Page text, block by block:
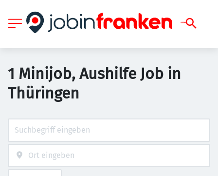
1 Minijob, Aushilfe Job in
Thüringen